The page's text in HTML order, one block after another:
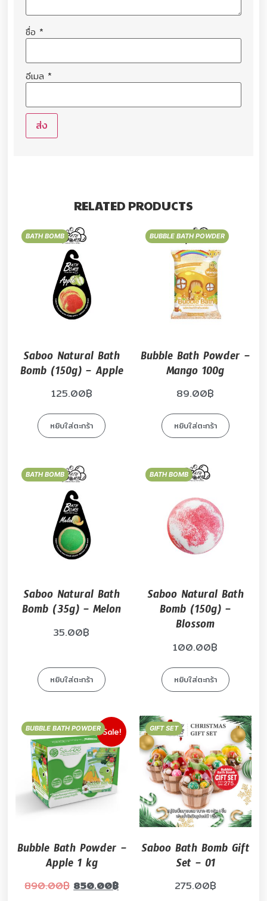
ชื่อ *
อีเมล *
RELATED PRODUCTS
BATH BOMB
Saboo Natural Bath
Bomb (150g) – Apple
125.00฿
หยิบใส่ตะกร้า
BUBBLE BATH POWDER
Bubble Bath Powder –
Mango 100g
89.00฿
หยิบใส่ตะกร้า
BATH BOMB
Saboo Natural Bath
Bomb (35g) – Melon
35.00฿
หยิบใส่ตะกร้า
BATH BOMB
Saboo Natural Bath
Bomb (150g) –
Blossom
100.00฿
หยิบใส่ตะกร้า
Sale!
BUBBLE BATH POWDER
Bubble Bath Powder –
Apple 1 kg
890.00฿ 850.00฿
GIFT SET
Saboo Bath Bomb Gift
Set – 01
275.00฿